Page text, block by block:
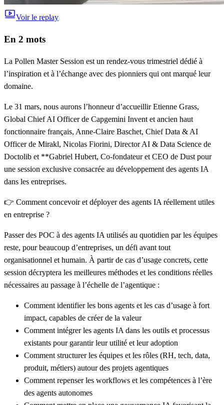
Voir le replay
En 2 mots
La Pollen Master Session est un rendez-vous trimestriel dédié à
l’inspiration et à l’échange avec des pionniers qui ont marqué leur
domaine.
Le 31 mars, nous aurons l’honneur d’accueillirEtienne Grass,
Global Chief AI Officer de Capgemini Invent et ancien haut
fonctionnaire français, Anne-Claire Baschet, Chief Data & AI
Officer de Mirakl, Nicolas Fiorini, Director AI & Data Science de
Doctolib et **Gabriel Hubert, Co-fondateur et CEO de Dust pour
une session exclusive consacrée au développement des agents IA
dans les entreprises.
👉 Comment concevoir et déployer des agents IA réellement utiles
en entreprise ?
Passer des POC à des agents IA utilisés au quotidien par les équipes
reste, pour beaucoup d’entreprises, un défi avant tout
organisationnel et humain. À partir de cas d’usage concrets, cette
session décryptera les meilleures méthodes et les conditions réelles
nécessaires au passage à l’échelle de l’agentique :
Comment identifier les bons agents et les cas d’usage à fort
impact, capables de créer de la valeur
Comment intégrer les agents IA dans les outils et processus
existants pour garantir leur utilité et leur adoption
Comment structurer les équipes et les rôles (RH, tech, data,
produit, métiers) autour des projets agentiques
Comment repenser les workflows et les compétences à l’ère
des agents autonomes